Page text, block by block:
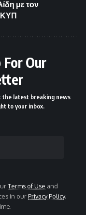
με τον
For Our
the latest breaking news
to your inbox.
Terms of Use and
in ourPrivacy Policy.